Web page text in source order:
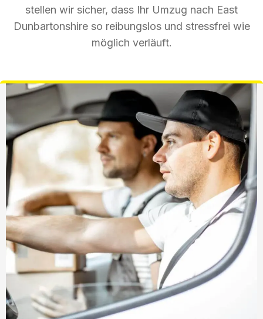
stellen wir sicher, dass Ihr Umzug nach East
Dunbartonshire so reibungslos und stressfrei wie
möglich verläuft.